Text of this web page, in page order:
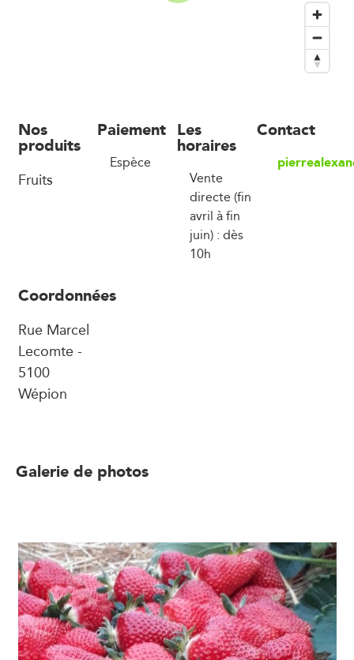
Nos
produits
Fruits
Paiement
Espèce
Les
horaires
Vente
directe (fin
avril à fin
juin) : dès
10h
Contact
Coordonnées
Rue Marcel
Lecomte -
5100
Wépion
Galerie de photos